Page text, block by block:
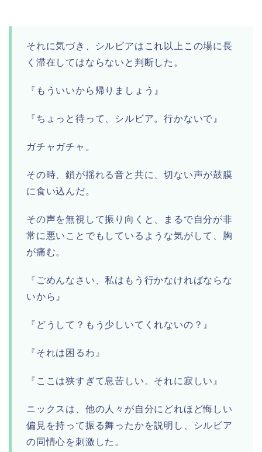
それに気づき、シルビアはこれ以上この場に長
く滞在してはならないと判断した。
『もういいから帰りましょう』
『ちょっと待って、シルビア。行かないで』
ガチャガチャ。
その時、鎖が揺れる音と共に、切ない声が鼓膜
に食い込んだ。
その声を無視して振り向くと、まるで自分が非
常に悪いことでもしているような気がして、胸
が痛む。
『ごめんなさい、私はもう行かなければならな
いから』
『どうして？もう少しいてくれないの？』
『それは困るわ』
『ここは狭すぎて息苦しい。それに寂しい』
ニックスは、他の人々が自分にどれほど悔しい
偏見を持って振る舞ったかを説明し、シルビア
の同情心を刺激した。